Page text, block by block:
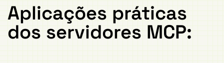
Aplicações práticas
dos servidores MCP: